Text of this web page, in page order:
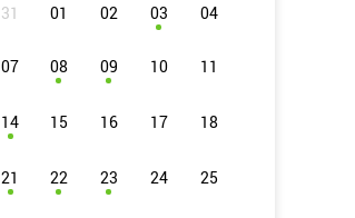
01 02 03 04
07 08 09 10 11
14 15 16 17 18
21 22 23 24 25